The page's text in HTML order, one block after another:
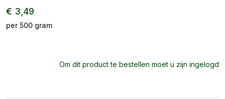
€ 3,49
per 500 gram
Om dit product te bestellen moet u zijn ingelogd